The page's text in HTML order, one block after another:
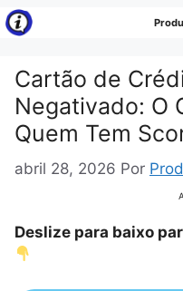
Pular
para
conteúdo
Cartão de
Negativado: O
Quem Tem
abril 28, 2026 Por
Deslize para baixo